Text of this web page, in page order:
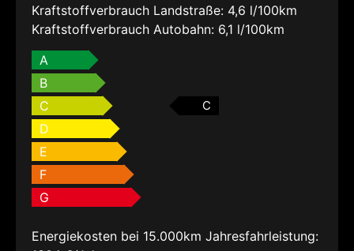
Kraftstoffverbrauch Landstraße: 4,6 l/100km
Kraftstoffverbrauch Autobahn: 6,1 l/100km
A
B
C
C
D
E
F
G
Energiekosten bei 15.000km Jahresfahrleistung: